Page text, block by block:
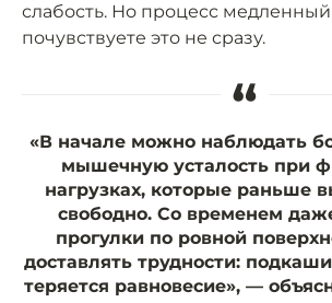
слабость. Но процесс
почувствуете это не сразу.
“
«В начале можно наблюдать
мышечную усталость при
нагрузках, которые раньше
свободно. Со временем
прогулки по ровной
доставлять трудности:
теряется равновесие», —